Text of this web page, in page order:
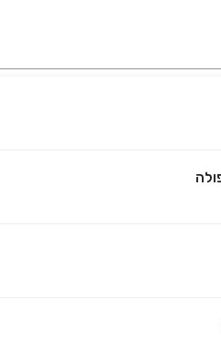
ברחבי הארץ המורשים למכור